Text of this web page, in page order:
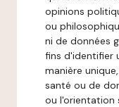
opinions
ou
ni de données
fins d'identifier
manière
santé ou de
ou l'orientation